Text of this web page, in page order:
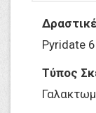
Pyridate
Τύπος